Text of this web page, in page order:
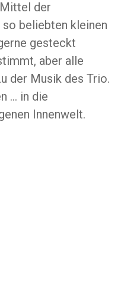
der
beliebten kleinen
gesteckt
aber alle
der Musik des Trio.
… in die
Innenwelt.